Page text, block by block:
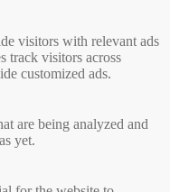
visitors with relevant ads
track visitors across
customized ads.
are being analyzed and
yet.